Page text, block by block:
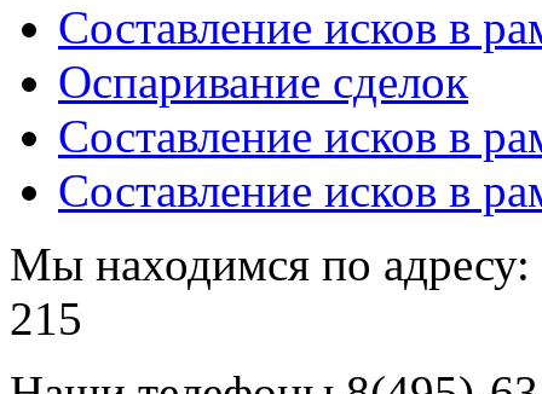
Составление исков в
Оспаривание сделок
Составление исков в
Составление исков в
Мы находимся по
215